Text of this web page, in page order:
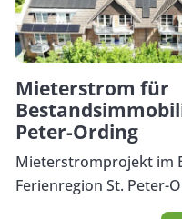
Mieterstrom für
Peter-Ording
Mieterstromprojekt im
Ferienregion St. Peter-